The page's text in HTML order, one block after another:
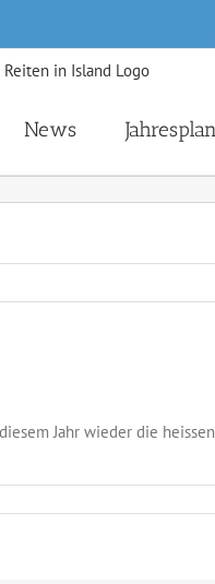
News Jahresplan
Jahr wieder die